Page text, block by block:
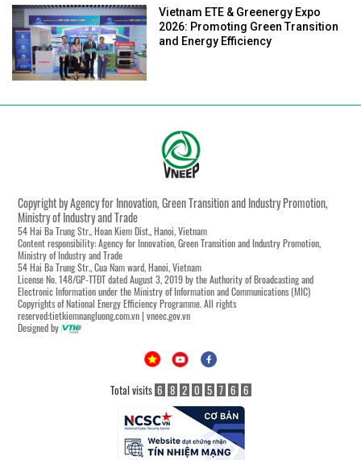
Vietnam ETE & Greenergy Expo
2026: Promoting Green Transition
and Energy Efficiency
Copyright by Agency for Innovation, Green Transition and Industry Promotion,
Ministry of Industry and Trade
54 Hai Ba Trung Str., Hoan Kiem Dist., Hanoi, Vietnam
Content responsibility: Agency for Innovation, Green Transition and Industry Promotion,
Ministry of Industry and Trade
54 Hai Ba Trung Str., Cua Nam ward, Hanoi, Vietnam
License No. 148/GP-TTĐT dated August 3, 2019 by the Authority of Broadcasting and
Electronic Information under the Ministry of Information and Communications (MIC)
Copyrights of National Energy Efficiency Programme. All rights
reserved:tietkiemnangluong.com.vn | vneec.gov.vn
Designed by
Total visits 6 8 2 0 5 7 6 6